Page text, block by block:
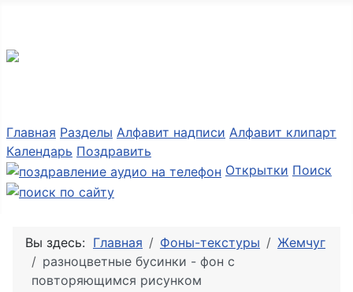
Главная Разделы Алфавит надписи Алфавит клипарт
Календарь Поздравить
Открытки Поиск
Вы здесь: Главная Фоны-текстуры
Жемчуг
разноцветные бусинки - фон с
повторяющимся рисунком